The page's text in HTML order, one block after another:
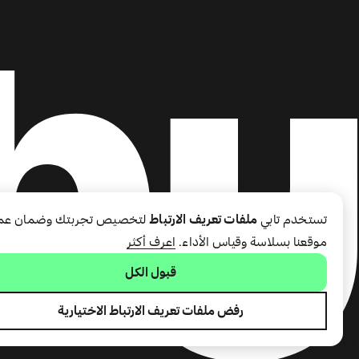
تستخدم تابي ملفات تعريف الارتباطلتخصيص تجربتك وضمان
موقعنا بسلاسة وقياس الأداء. اعرف أكثر
قبول الكل
رفض ملفات تعريف الارتباط الاختيارية